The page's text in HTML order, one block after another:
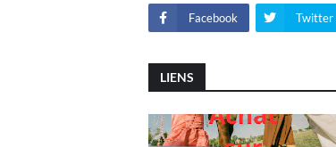
Facebook Twitter
LIENS